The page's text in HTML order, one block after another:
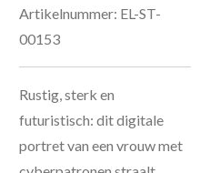
Artikelnummer: EL-ST-
00153
Rustig, sterk en
futuristisch: dit digitale
portret van een vrouw met